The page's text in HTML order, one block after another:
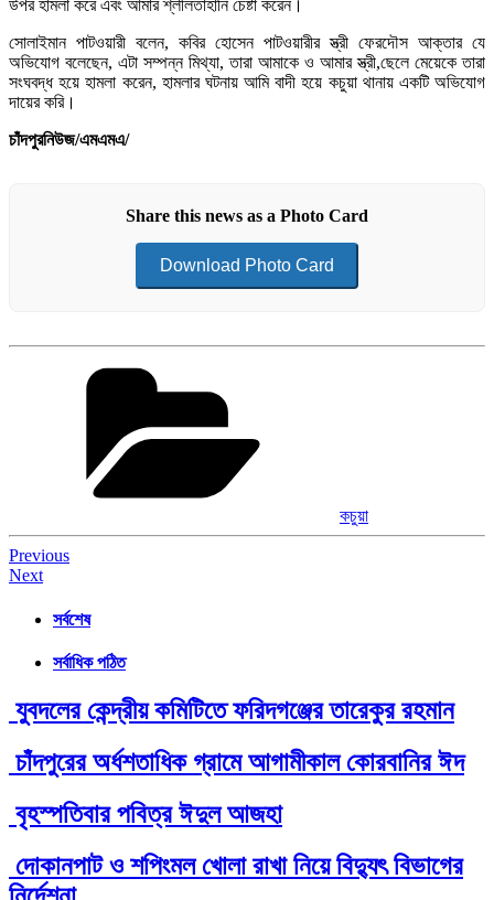
উপর হামলা করে এবং আমার শ্লীলতাহানি চেষ্টা করেন।
সোলাইমান পাটওয়ারী বলেন, কবির হোসেন পাটওয়ারীর স্ত্রী ফেরদৌস আক্তার যে
অভিযোগ বলেছেন, এটা সম্পন্ন মিথ্যা, তারা আমাকে ও আমার স্ত্রী,ছেলে মেয়েকে তারা
সংঘবদ্ধ হয়ে হামলা করেন, হামলার ঘটনায় আমি বাদী হয়ে কচুয়া থানায় একটি অভিযোগ
দায়ের করি।
চাঁদপুরনিউজ/এমএমএ/
Share this news as a Photo Card
Download Photo Card
কচুয়া
Post
navigation
Previous
Next
সর্বশেষ
সর্বাধিক পঠিত
যুবদলের কেন্দ্রীয় কমিটিতে ফরিদগঞ্জের তারেকুর রহমান
চাঁদপুরের অর্ধশতাধিক গ্রামে আগামীকাল কোরবানির ঈদ
বৃহস্পতিবার পবিত্র ঈদুল আজহা
দোকানপাট ও শপিংমল খোলা রাখা নিয়ে বিদ্যুৎ বিভাগের